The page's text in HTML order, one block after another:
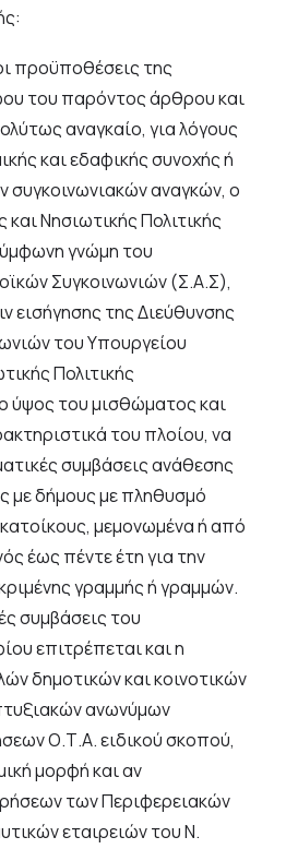
προϋποθέσεις της
του παρόντος άρθρου και
αναγκαίο, για λόγους
και εδαφικής συνοχής ή
συγκοινωνιακών αναγκών, ο
Νησιωτικής Πολιτικής
γνώμη του
Συγκοινωνιών (Σ.Α.Σ),
εισήγησης της Διεύθυνσης
του Υπουργείου
Πολιτικής
ύψος του μισθώματος και
του πλοίου, να
συμβάσεις ανάθεσης
με δήμους με πληθυσμό
μεμονωμένα ή από
έως πέντε έτη για την
γραμμής ή γραμμών.
συμβάσεις του
επιτρέπεται και η
δημοτικών και κοινοτικών
ανωνύμων
Ο.Τ.Α. ειδικού σκοπού,
μορφή και αν
των Περιφερειακών
εταιρειών του Ν.